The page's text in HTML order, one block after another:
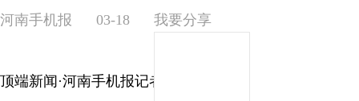
河南手机报 03-18 我要分享
顶端新闻·河南手机报记者 许光琳